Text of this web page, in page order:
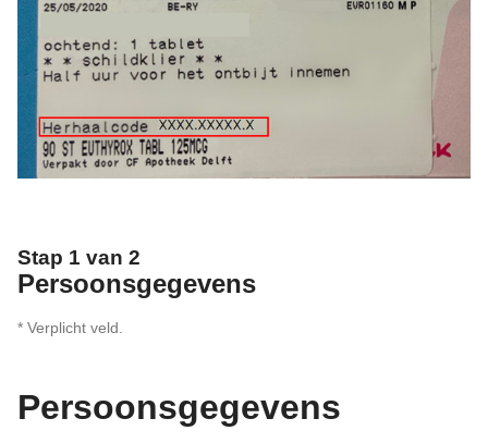
Stap 1 van 2
Persoonsgegevens
* Verplicht veld.
Persoonsgegevens